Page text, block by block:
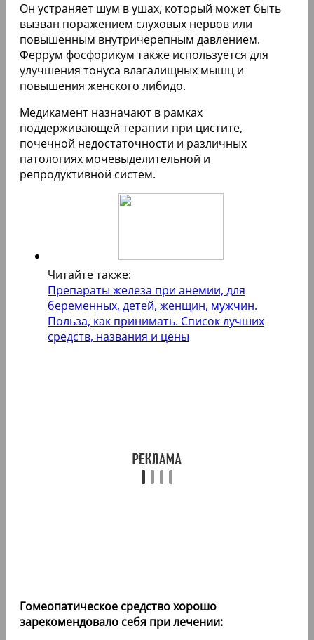
Он устраняет шум в ушах, который может быть
вызван поражением слуховых нервов или
повышенным внутричерепным давлением.
Феррум фосфорикум также используется для
улучшения тонуса влагалищных мышц и
повышения женского либидо.
Медикамент назначают в рамках
поддерживающей терапии при цистите,
почечной недостаточности и различных
патологиях мочевыделительной и
репродуктивной систем.
Читайте также:
Препараты железа при анемии, для
беременных, детей, женщин, мужчин.
Польза, как принимать. Список лучших
средств, названия и цены
Гомеопатическое средство хорошо
зарекомендовало себя при лечении: